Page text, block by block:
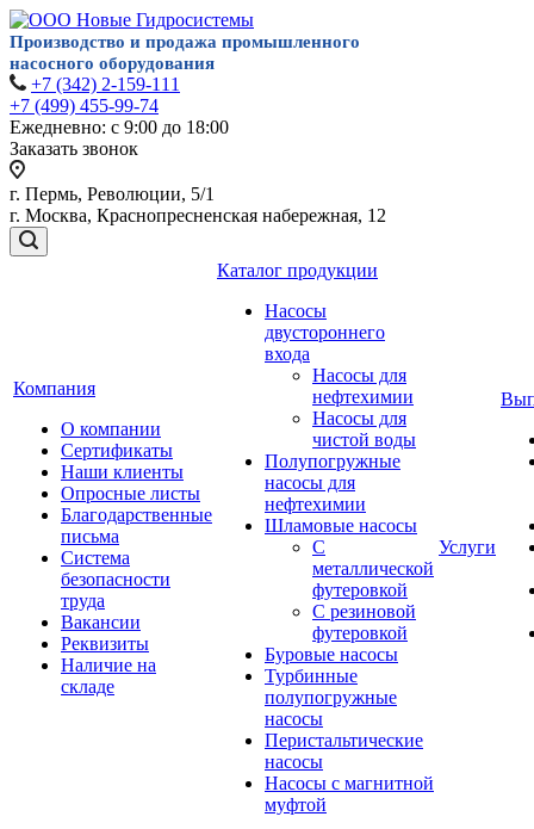
Производство и продажа промышленного
насосного оборудования
+7 (342) 2-159-111
+7 (499) 455-99-74
Ежедневно: с 9:00 до 18:00
Заказать звонок
г. Пермь, Революции, 5/1
г. Москва, Краснопресненская набережная, 12
Компания
О компании
Сертификаты
Наши клиенты
Опросные листы
Благодарственные
письма
Система
безопасности
труда
Вакансии
Реквизиты
Наличие на
складе
Каталог продукции
Насосы
двустороннего
входа
Насосы для
нефтехимии
Насосы для
чистой воды
Полупогружные
насосы для
нефтехимии
Шламовые насосы
С
металлической
футеровкой
С резиновой
футеровкой
Буровые насосы
Турбинные
полупогружные
насосы
Перистальтические
насосы
Насосы с магнитной
муфтой
Услуги